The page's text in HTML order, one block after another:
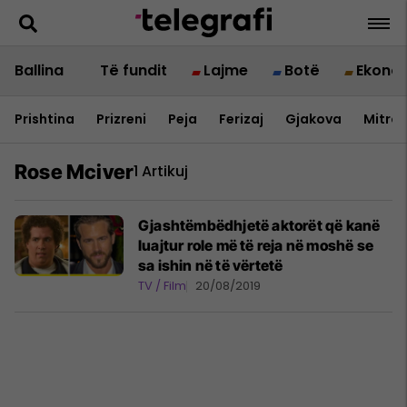
Ballina Të fundit Lajme Botë
Prishtina Prizreni Peja Ferizaj Gjakova
Rose Mciver1 Artikuj
Gjashtëmbëdhjetë aktorët që kanë
luajtur role më të reja në moshë se
sa ishin në të vërtetë
TV / Film 20/08/2019